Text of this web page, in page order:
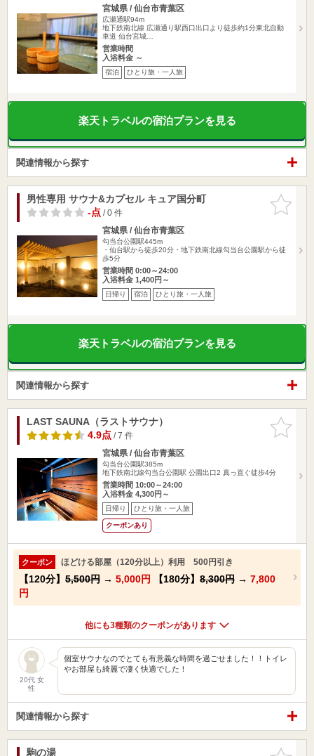
宮城県 / 仙台市青葉区
広瀬通駅94m
地下鉄南北線 広瀬通り駅西口出口より徒歩約1分東北自動
車道 仙台宮城…
営業時間
入浴料金 ～
宿泊 ひとり旅・一人旅
楽天トラベルの宿泊プランを見る
関連情報から探す
お気に入
りに追加
男性専用 サウナ&カプセル キュア国分町
-点/ 0 件
宮城県 / 仙台市青葉区
勾当台公園駅445m
・仙台駅から徒歩20分・地下鉄南北線勾当台公園駅から徒
歩5分
営業時間 0:00～24:00
入浴料金 1,400円～
日帰り 宿泊 ひとり旅・一人旅
楽天トラベルの宿泊プランを見る
関連情報から探す
お気に入
りに追加
LAST SAUNA（ラストサウナ）
4.9点/ 7 件
宮城県 / 仙台市青葉区
勾当台公園駅385m
地下鉄南北線勾当台公園駅 公園出口2 真っ直ぐ徒歩4分
営業時間 10:00～24:00
入浴料金 4,300円～
日帰り ひとり旅・一人旅
クーポンあり
クーポン ほどける部屋（120分以上）利用 500円引き
【120分】 5,500円 → 5,000円 【180分】 8,300円 → 7,800
円
他にも3種類のクーポンがあります
20代 女
性
個室サウナなのでとても有意義な時間を過ごせました！！トイレ
やお部屋も綺麗で凄く快適でした！
関連情報から探す
お気に入
駒の湯